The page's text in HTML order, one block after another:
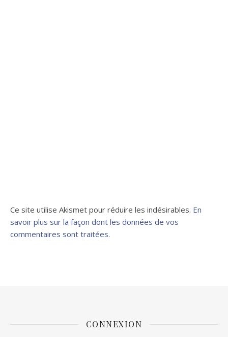
Ce site utilise Akismet pour réduire les indésirables. En
savoir plus sur la façon dont les données de vos
commentaires sont traitées.
CONNEXION